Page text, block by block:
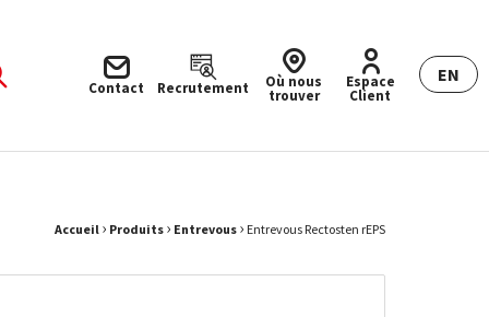
Contact Recrutement Où nous
trouver
Espace
Client
EN
Fil d'Ariane :
Accueil › Produits › Entrevous › Entrevous Rectosten rEPS